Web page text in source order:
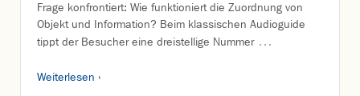
Frage konfrontiert: Wie funktioniert die Zuordnung von
Objekt und Information? Beim klassischen Audioguide
tippt der Besucher eine dreistellige Nummer …
Weiterlesen ›